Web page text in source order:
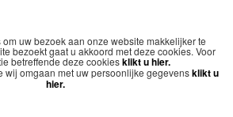
uw bezoek aan onze website makkelijker te
bezoekt gaat u akkoord met deze cookies. Voor
betreffende deze cookiesklikt u hier.
wij omgaan met uw persoonlijke gegevensklikt u
hier.